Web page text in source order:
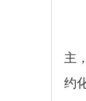
●
主
约